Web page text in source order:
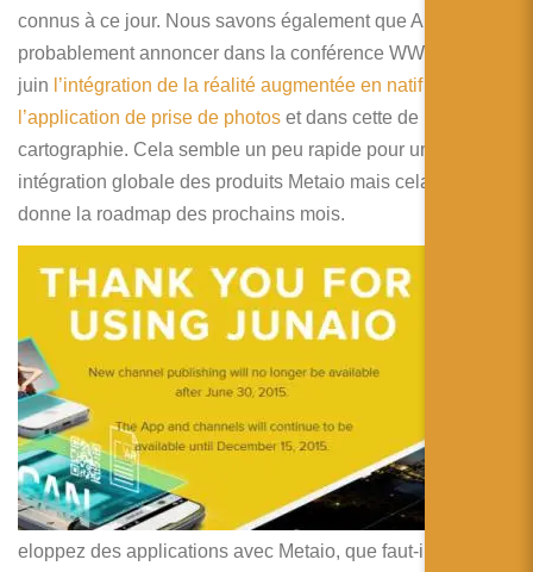
connus à ce jour. Nous savons également que Apple va
probablement annoncer dans la conférence WWDC du 8
juin l’intégration de la réalité augmentée en natif dans
l’application de prise de photos et dans cette de
cartographie. Cela semble un peu rapide pour une
intégration globale des produits Metaio mais cela nous
donne la roadmap des prochains mois.
eloppez des applications avec Metaio, que faut-il faire ? La